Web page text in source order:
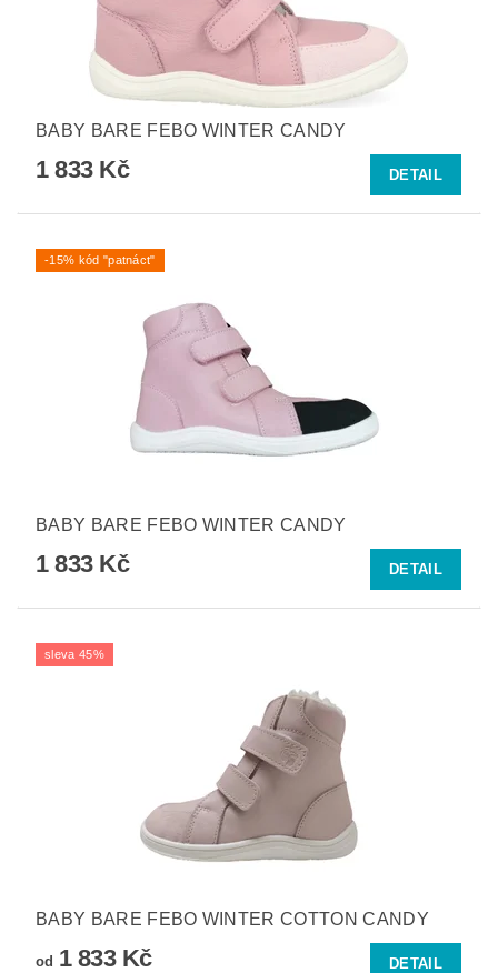
BABY BARE FEBO WINTER CANDY
1 833 Kč DETAIL
-15% kód "patnáct"
BABY BARE FEBO WINTER CANDY
1 833 Kč DETAIL
sleva 45%
BABY BARE FEBO WINTER COTTON CANDY
od 1 833 Kč DETAIL